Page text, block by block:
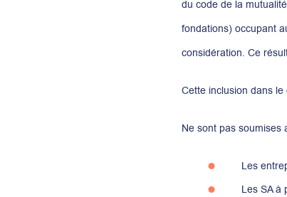
du code de la
fondations) occupant
considération. Ce
Cette inclusion dans
Ne sont pas soumises
Les
Les SA à